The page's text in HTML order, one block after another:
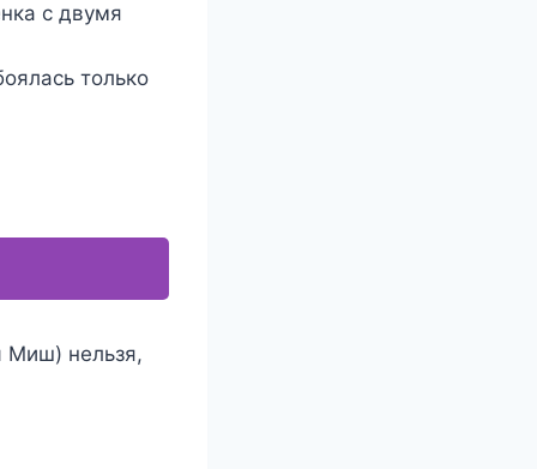
с двумя
только
Миш) нельзя,